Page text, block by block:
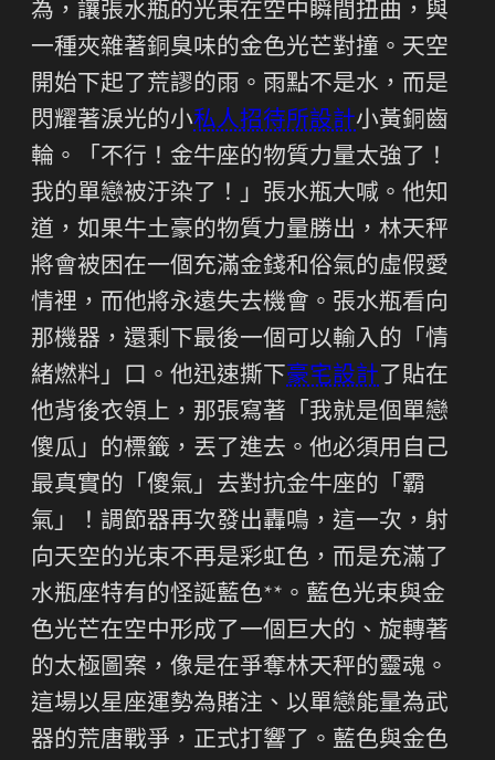
為，讓張水瓶的光束在空中瞬間扭曲，與
一種夾雜著銅臭味的金色光芒對撞。天空
開始下起了荒謬的雨。雨點不是水，而是
閃耀著淚光的小私人招待所設計小黃銅齒
輪。「不行！金牛座的物質力量太強了！
我的單戀被汙染了！」張水瓶大喊。他知
道，如果牛土豪的物質力量勝出，林天秤
將會被困在一個充滿金錢和俗氣的虛假愛
情裡，而他將永遠失去機會。張水瓶看向
那機器，還剩下最後一個可以輸入的「情
緒燃料」口。他迅速撕下豪宅設計 了貼在
他背後衣領上，那張寫著「我就是個單戀
傻瓜」的標籤，丟了進去。他必須用自己
最真實的「傻氣」去對抗金牛座的「霸
氣」！調節器再次發出轟鳴，這一次，射
向天空的光束不再是彩虹色，而是充滿了
水瓶座特有的怪誕藍色**。藍色光束與金
色光芒在空中形成了一個巨大的、旋轉著
的太極圖案，像是在爭奪林天秤的靈魂。
這場以星座運勢為賭注、以單戀能量為武
器的荒唐戰爭，正式打響了。藍色與金色